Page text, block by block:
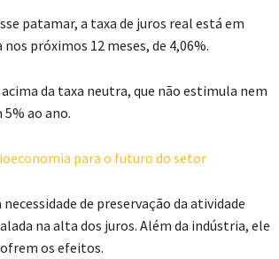
patamar, a taxa de juros real está em
próximos 12 meses, de 4,06%.
da taxa neutra, que não estimula nem
ao ano.
para o futuro do setor
de preservação da atividade
na alta dos juros. Além da indústria, ele
os efeitos.